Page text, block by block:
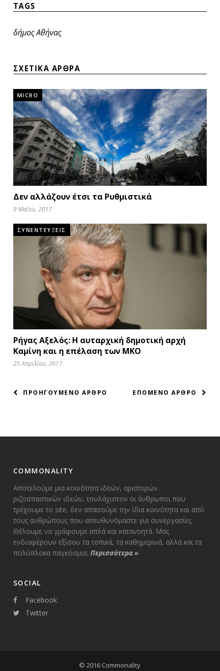
TAGS
δήμος Αθήνας
ΣΧΕΤΙΚΑ ΑΡΘΡΑ
MICRO
Δεν αλλάζουν έτσι τα Ρυθμιστικά
9 Μαΐου, 2017
ΣΥΝΕΝΤΕΥΞΕΙΣ
Ρήγας Αξελός: Η αυταρχική δημοτική αρχή
Καμίνη και η επέλαση των ΜΚΟ
25 Απριλίου, 2017
ΠΛΟΗΓΗΣΗ
ΕΠΟΜΕΝΟ ΑΡΘΡΟ
ΠΡΟΗΓΟΥΜΕΝΟ ΑΡΘΡΟ
COMMONALITY
Αποτελούμε μια κοινότητα ιδεών, αριστερών
ριζοσπαστικών ιδεών, τουλάχιστον οι άνθρωποι που
τρέχουμε το site, δεν απαιτούμε την ίδια κοινότητα και από
τους ανθρώπους που απευθυνόμαστε για συνεργασίες.
Θέλουμε να γράφουμε απλά και κατανοητά. Μας
ενδιαφέρουν εξίσου τα τοπικά, τα καθημερινά, αλλά και τα
πολύπλοκα παγκόσμια. Περισσότερα»
SOCIAL
Facebook
Twitter
© 2016 Commonality